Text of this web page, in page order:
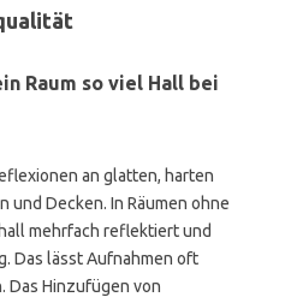
Raum so viel Hall bei
an glatten, harten
und Decken. In Räumen ohne
mehrfach reflektiert und
Das lässt Aufnahmen oft
Das Hinzufügen von